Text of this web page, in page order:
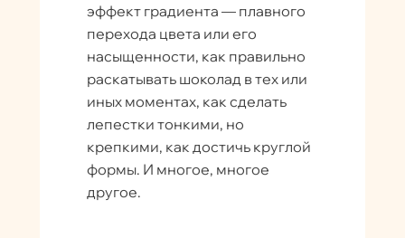
эффект градиента — плавного
перехода цвета или его
насыщенности, как правильно
раскатывать шоколад в тех или
иных моментах, как сделать
лепестки тонкими, но
крепкими, как достичь круглой
формы. И многое, многое
другое.